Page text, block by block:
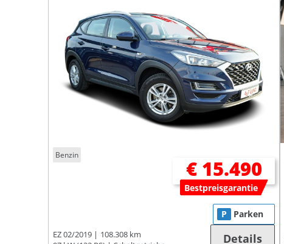
Benzin
€ 15.490
Bestpreisgarantie
EZ 02/2019
108.308 km
P Parken
Details